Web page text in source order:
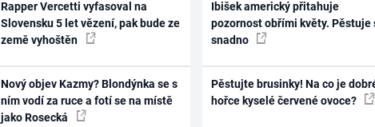
Rapper Vercetti vyfasoval na
Slovensku 5 let vězení, pak bude ze
země vyhoštěn
Nový objev Kazmy? Blondýnka se s
ním vodí za ruce a fotí se na místě
jako Rosecká
Ibišek americký přitahuje
pozornost obřími květy. Pěstuje
snadno
Pěstujte brusinky! Na co je
hořce kyselé červené ovoce?